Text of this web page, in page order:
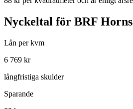
Nyckeltal för BRF
Lån per kvm
6 769 kr
långfristiga skulder
Sparande